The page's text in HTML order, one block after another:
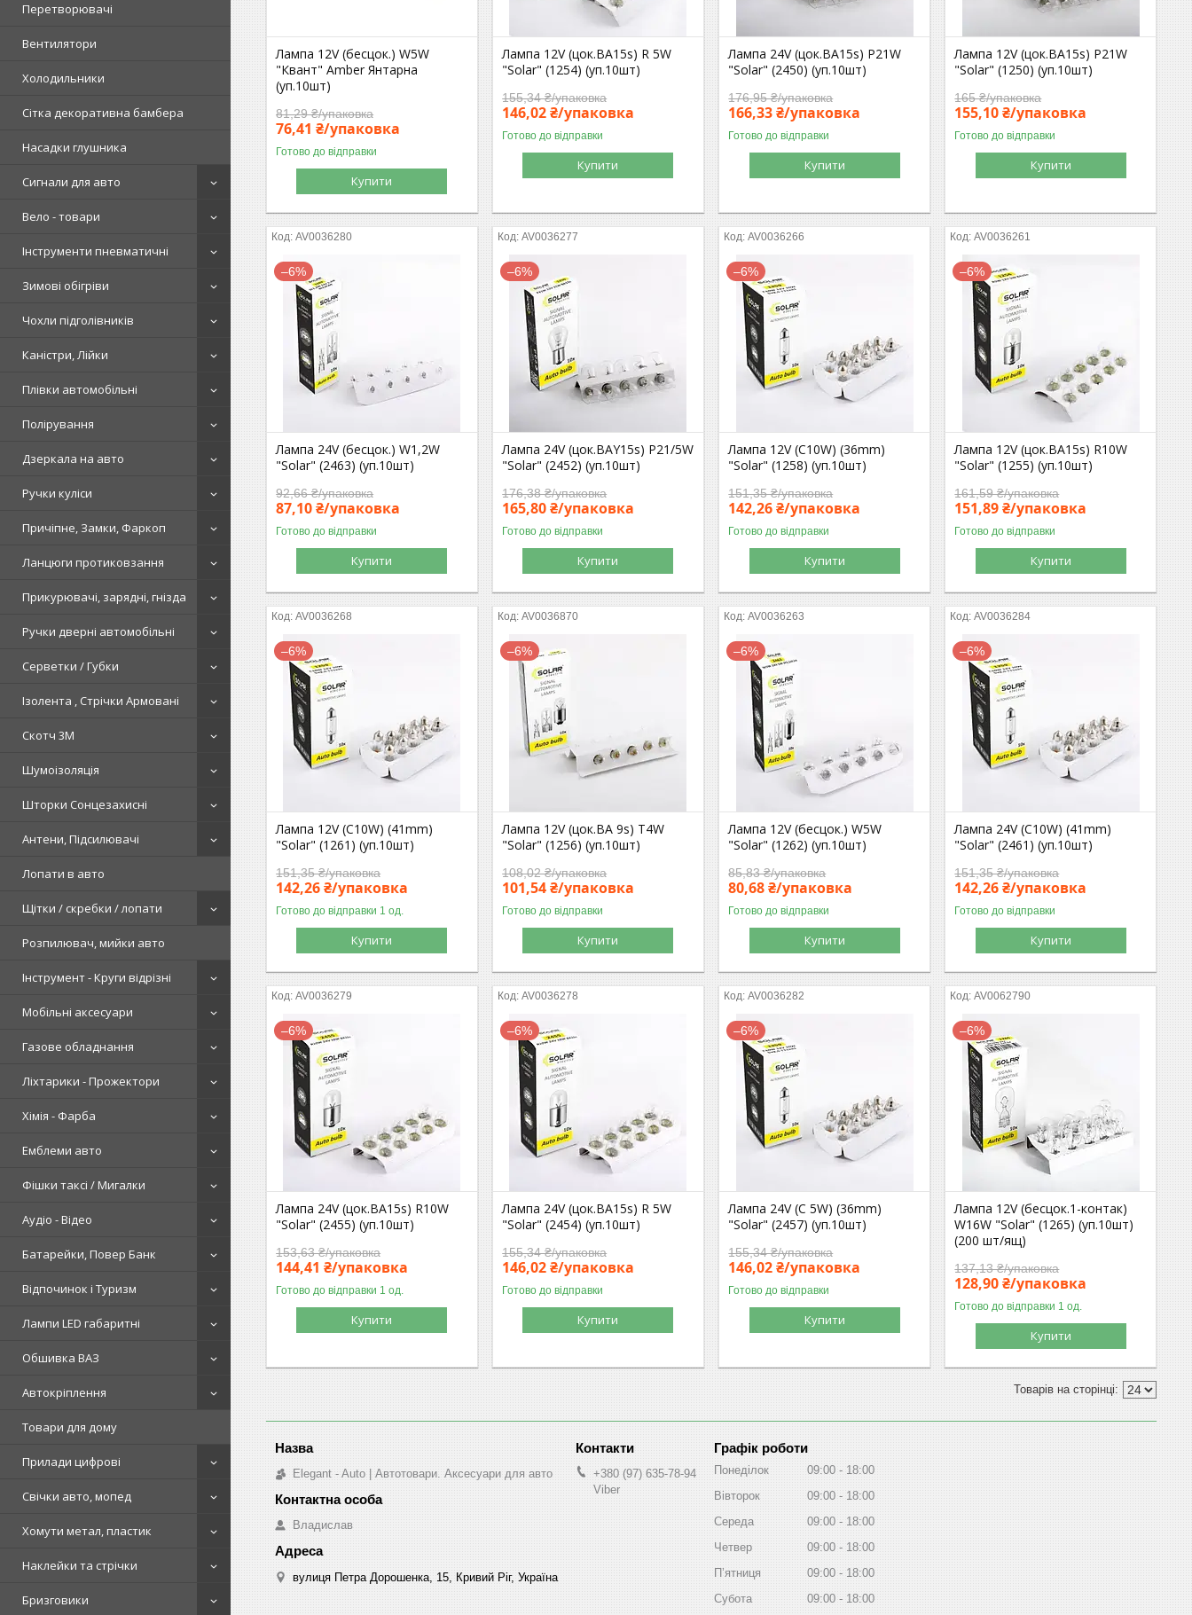
Перетворювачі
Вентилятори
Холодильники
Сітка декоративна бамбера
Насадки глушника
Сигнали для авто
Вело - товари
Інструменти пневматичні
Зимові обігріви
Чохли підголівників
Каністри, Лійки
Плівки автомобільні
Полірування
Дзеркала на авто
Ручки куліси
Причіпне, Замки, Фаркоп
Ланцюги протиковзання
Прикурювачі, зарядні, гнізда
Ручки дверні автомобільні
Серветки / Губки
Ізолента , Стрічки Армовані
Скотч 3М
Шумоізоляція
Шторки Сонцезахисні
Антени, Підсилювачі
Лопати в авто
Щітки / скребки / лопати
Розпилювач, мийки авто
Інструмент - Круги відрізні
Мобільні аксесуари
Газове обладнання
Ліхтарики - Прожектори
Хімія - Фарба
Емблеми авто
Фішки таксі / Мигалки
Аудіо - Відео
Батарейки, Повер Банк
Відпочинок і Туризм
Лампи LED габаритні
Обшивка ВАЗ
Автокріплення
Товари для дому
Прилади цифрові
Свічки авто, мопед
Хомути метал, пластик
Наклейки та стрічки
Бризговики
Лампа 12V (бесцок.) W5W
"Квант" Amber Янтарна
(уп.10шт)
81,29 ₴/упаковка
76,41 ₴/упаковка
Готово до відправки
Купити
Лампа 12V (цок.BA15s) R 5W
"Solar" (1254) (уп.10шт)
155,34 ₴/упаковка
146,02 ₴/упаковка
Готово до відправки
Купити
Лампа 24V (цок.BA15s) P21W
"Solar" (2450) (уп.10шт)
176,95 ₴/упаковка
166,33 ₴/упаковка
Готово до відправки
Купити
Лампа 12V (цок.BA15s) P21W
"Solar" (1250) (уп.10шт)
165 ₴/упаковка
155,10 ₴/упаковка
Готово до відправки
Купити
AV0036280
–6%
Лампа 24V (бесцок.) W1,2W
"Solar" (2463) (уп.10шт)
92,66 ₴/упаковка
87,10 ₴/упаковка
Готово до відправки
Купити
AV0036277
–6%
Лампа 24V (цок.ВАY15s) P21/5W
"Solar" (2452) (уп.10шт)
176,38 ₴/упаковка
165,80 ₴/упаковка
Готово до відправки
Купити
AV0036266
–6%
Лампа 12V (C10W) (36mm)
"Solar" (1258) (уп.10шт)
151,35 ₴/упаковка
142,26 ₴/упаковка
Готово до відправки
Купити
AV0036261
–6%
Лампа 12V (цок.BA15s) R10W
"Solar" (1255) (уп.10шт)
161,59 ₴/упаковка
151,89 ₴/упаковка
Готово до відправки
Купити
AV0036268
–6%
Лампа 12V (C10W) (41mm)
"Solar" (1261) (уп.10шт)
151,35 ₴/упаковка
142,26 ₴/упаковка
Готово до відправки 1 од.
Купити
AV0036870
–6%
Лампа 12V (цок.BA 9s) T4W
"Solar" (1256) (уп.10шт)
108,02 ₴/упаковка
101,54 ₴/упаковка
Готово до відправки
Купити
AV0036263
–6%
Лампа 12V (бесцок.) W5W
"Solar" (1262) (уп.10шт)
85,83 ₴/упаковка
80,68 ₴/упаковка
Готово до відправки
Купити
AV0036284
–6%
Лампа 24V (C10W) (41mm)
"Solar" (2461) (уп.10шт)
151,35 ₴/упаковка
142,26 ₴/упаковка
Готово до відправки
Купити
AV0036279
–6%
Лампа 24V (цок.BA15s) R10W
"Solar" (2455) (уп.10шт)
153,63 ₴/упаковка
144,41 ₴/упаковка
Готово до відправки 1 од.
Купити
AV0036278
–6%
Лампа 24V (цок.BA15s) R 5W
"Solar" (2454) (уп.10шт)
155,34 ₴/упаковка
146,02 ₴/упаковка
Готово до відправки
Купити
AV0036282
–6%
Лампа 24V (C 5W) (36mm)
"Solar" (2457) (уп.10шт)
155,34 ₴/упаковка
146,02 ₴/упаковка
Готово до відправки
Купити
AV0062790
–6%
Лампа 12V (бесцок.1-контак)
W16W "Solar" (1265) (уп.10шт)
(200 шт/ящ)
137,13 ₴/упаковка
128,90 ₴/упаковка
Готово до відправки 1 од.
Купити
Elegant - Auto | Автотовари. Аксесуари для авто
Владислав
вулиця Петра Дорошенка, 15, Кривий Ріг, Україна
+380 (97) 635-78-94
Viber
Графік роботи
Понеділок 09:00
18:00
Вівторок
09:00
18:00
Середа
09:00
18:00
Четвер
09:00
18:00
Пʼятниця
09:00
18:00
Субота
09:00 18:00